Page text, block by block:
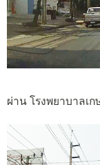
ผ่าน โรงพยาบาลเ